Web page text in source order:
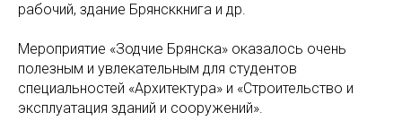
рабочий, здание Брянсккнига и др.
Мероприятие «Зодчие Брянска» оказалось очень
полезным и увлекательным для студентов
специальностей «Архитектура» и «Строительство и
эксплуатация зданий и сооружений».